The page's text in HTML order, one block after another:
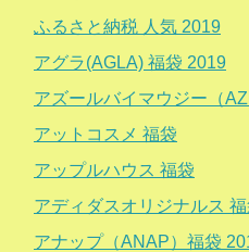
ふるさと納税 人気 2019
アグラ(AGLA) 福袋 2019
アズールバイマウジー（
アットコスメ 福袋
アップルハウス 福袋
アディダスオリジナルス
アナップ（ANAP）福袋